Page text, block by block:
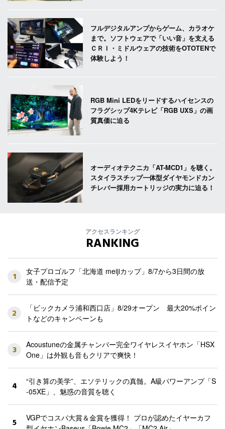
フルデジタルアンプからゲーム、カラオケ
まで。ソフトウェアで「いい音」を支える
ＣＲＩ・ミドルウェアの技術をOTOTENで
体験しよう！
RGB Mini LEDをリードするハイセンスの
フラグシップ4Kテレビ「RGB UXS」の画
質真価に迫る
オーディオテクニカ「AT-MCD1」を聴く。
スタイラスチップ一体型ダイヤモンドカン
チレバー採用カートリッジの実力に迫る！
アクセスランキング
RANKING
1
女子プロゴルフ「北海道 meijiカップ」8/7から3日間の放
送・配信予定
2
「ビックカメラ浦和西口店」8/29オープン 最大20%ポイン
トなどのキャンペーンも
3
Acoustuneの金属チャンバー完全ワイヤレスイヤホン「HSX
One」は外観も音もクリアで爽快！
4
“引き算の美学”、エソテリックの真髄。A級パワーアンプ「S
-05XE」、魅惑の音質を聴く
5
VGPでコスパ大賞＆金賞を獲得！ プロが認めたイヤーカフ